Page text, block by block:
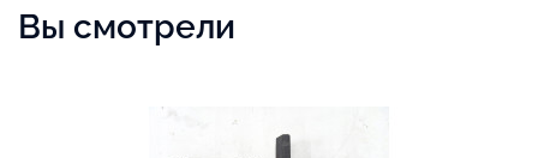
Вы смотрели